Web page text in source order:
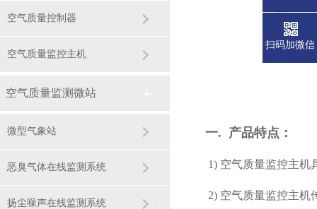
空气质量控制器
空气质量监控主机
空气质量监测微站
微型气象站
恶臭气体在线监测系统
扬尘噪声在线监测系统
一. 产品特点 ：
1) 空气质量监控主机
2) 空气质量监控主机传
扫码加微信